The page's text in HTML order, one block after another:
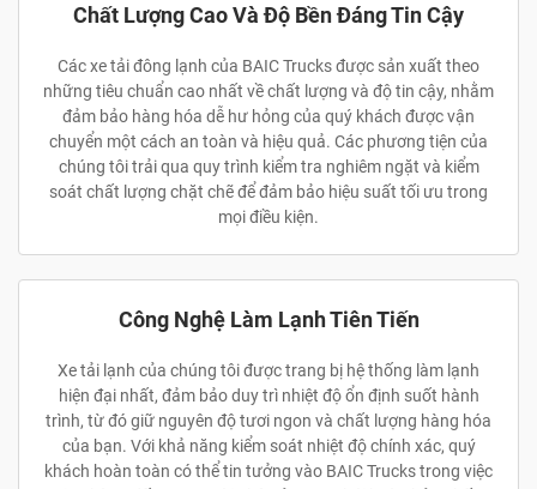
Chất Lượng Cao Và Độ Bền Đáng Tin Cậy
Các xe tải đông lạnh của BAIC Trucks được sản xuất theo
những tiêu chuẩn cao nhất về chất lượng và độ tin cậy, nhằm
đảm bảo hàng hóa dễ hư hỏng của quý khách được vận
chuyển một cách an toàn và hiệu quả. Các phương tiện của
chúng tôi trải qua quy trình kiểm tra nghiêm ngặt và kiểm
soát chất lượng chặt chẽ để đảm bảo hiệu suất tối ưu trong
mọi điều kiện.
Công Nghệ Làm Lạnh Tiên Tiến
Xe tải lạnh của chúng tôi được trang bị hệ thống làm lạnh
hiện đại nhất, đảm bảo duy trì nhiệt độ ổn định suốt hành
trình, từ đó giữ nguyên độ tươi ngon và chất lượng hàng hóa
của bạn. Với khả năng kiểm soát nhiệt độ chính xác, quý
khách hoàn toàn có thể tin tưởng vào BAIC Trucks trong việc